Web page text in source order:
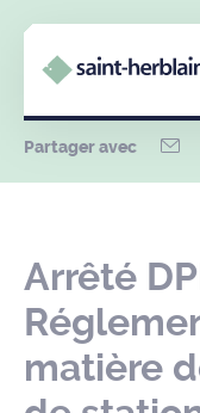
Partager avec
Arrêté
matière